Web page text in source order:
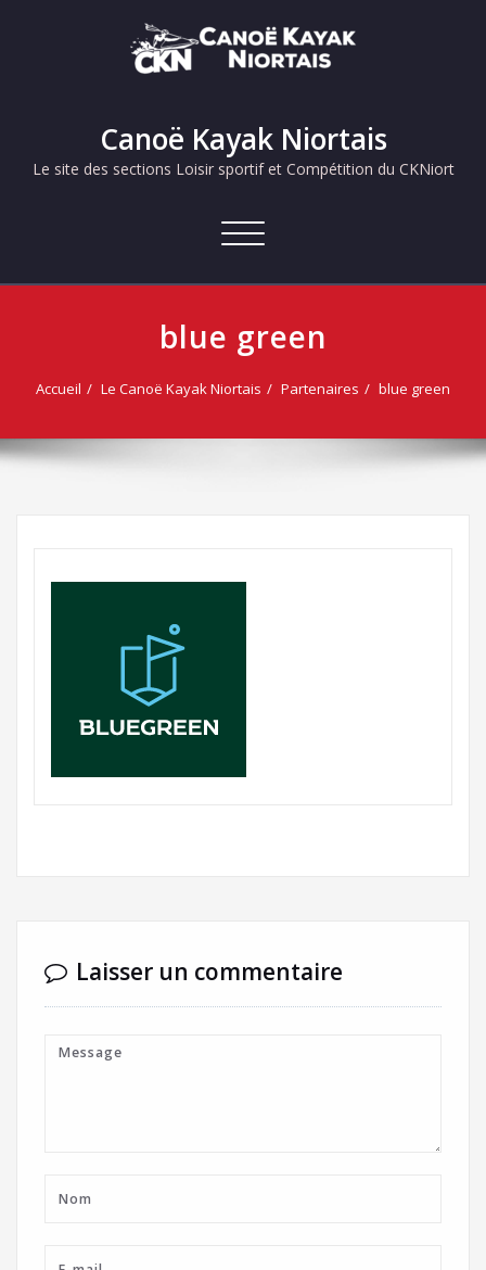
Canoë Kayak Niortais
Le site des sections Loisir sportif et Compétition du CKNiort
Afficher/masquer
navigation
blue green
Accueil Le Canoë Kayak Niortais Partenaires blue green
Laisser un commentaire